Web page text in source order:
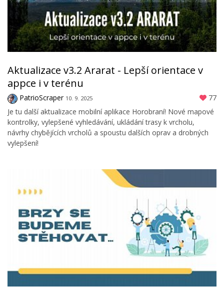
Aktualizace v3.2 Ararat - Lepší orientace v
appce i v terénu
PatrioScraper 10. 9. 2025
77
Je tu další aktualizace mobilní aplikace Horobraní! Nové mapové
kontrolky, vylepšené vyhledávání, ukládání trasy k vrcholu,
návrhy chybějících vrcholů a spoustu dalších oprav a drobných
vylepšení!